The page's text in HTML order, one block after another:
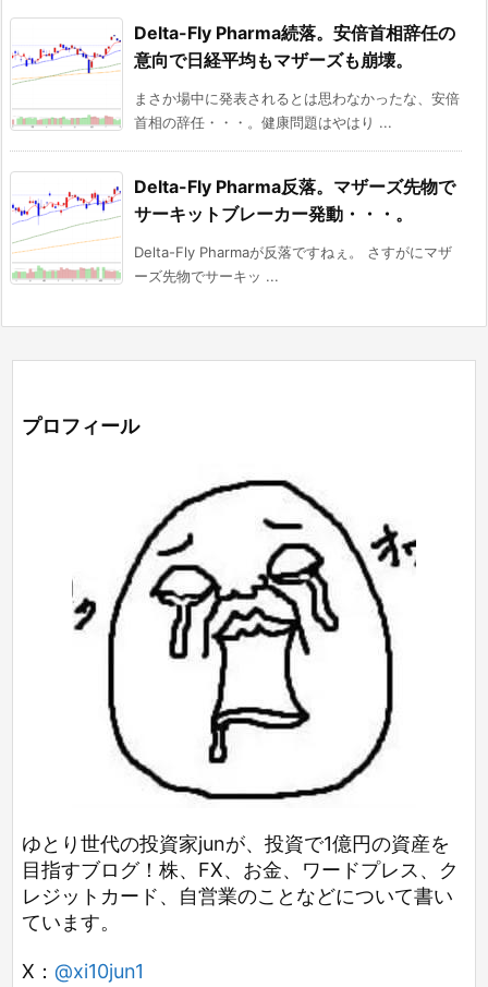
Delta-Fly Pharma続落。安倍首相辞任の
意向で日経平均もマザーズも崩壊。
まさか場中に発表されるとは思わなかったな、安倍
首相の辞任・・・。健康問題はやはり ...
Delta-Fly Pharma反落。マザーズ先物で
サーキットブレーカー発動・・・。
Delta-Fly Pharmaが反落ですねぇ。 さすがにマザ
ーズ先物でサーキッ ...
プロフィール
ゆとり世代の投資家junが、投資で1億円の資産を
目指すブログ！株、FX、お金、ワードプレス、ク
レジットカード、自営業のことなどについて書い
ています。
X： @xi10jun1